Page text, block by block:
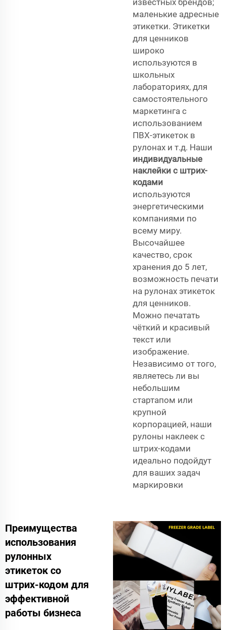
маленькие адресные
этикетки. Этикетки
для ценников
широко
используются в
школьных
лабораториях, для
самостоятельного
маркетинга с
использованием
ПВХ-этикеток в
рулонах и т.д. Наши
индивидуальные
наклейки с штрих-
кодами
используются
энергетическими
компаниями по
всему миру.
Высочайшее
качество, срок
хранения до 5 лет,
возможность печати
на рулонах этикеток
для ценников.
Можно печатать
чёткий и красивый
текст или
изображение.
Независимо от того,
являетесь ли вы
небольшим
стартапом или
крупной
корпорацией, наши
рулоны наклеек с
штрих-кодами
идеально подойдут
для ваших задач
маркировки
Преимущества
использования
рулонных
этикеток со
штрих-кодом для
эффективной
работы бизнеса